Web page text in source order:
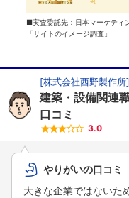
■実査委託先：日本マーケテ
「サイトのイメージ調査」
[株式会社西野製作所]
建築・設備関連
口コミ
3.0
やりがいの口コミ
大きな企業ではないた